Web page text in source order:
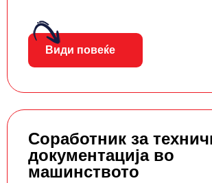
Види повеќе
Соработник за
документација во
машинството